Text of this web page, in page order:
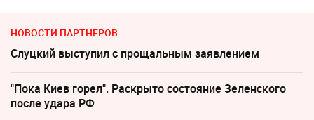
НОВОСТИ ПАРТНЕРОВ
Слуцкий выступил с прощальным заявлением
"Пока Киев горел". Раскрыто состояние Зеленского
после удара РФ